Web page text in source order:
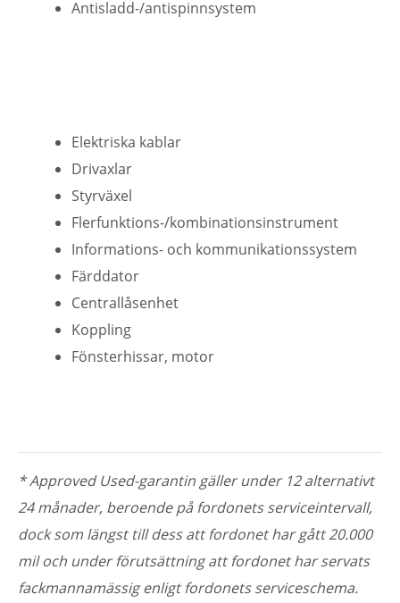
Antisladd-/antispinnsystem
Elektriska kablar
Drivaxlar
Styrväxel
Flerfunktions-/kombinationsinstrument
Informations- och kommunikationssystem
Färddator
Centrallåsenhet
Koppling
Fönsterhissar, motor
* Approved Used-garantin gäller under 12 alternativt
24 månader, beroende på fordonets serviceintervall,
dock som längst till dess att fordonet har gått 20.000
mil och under förutsättning att fordonet har servats
fackmannamässig enligt fordonets serviceschema.